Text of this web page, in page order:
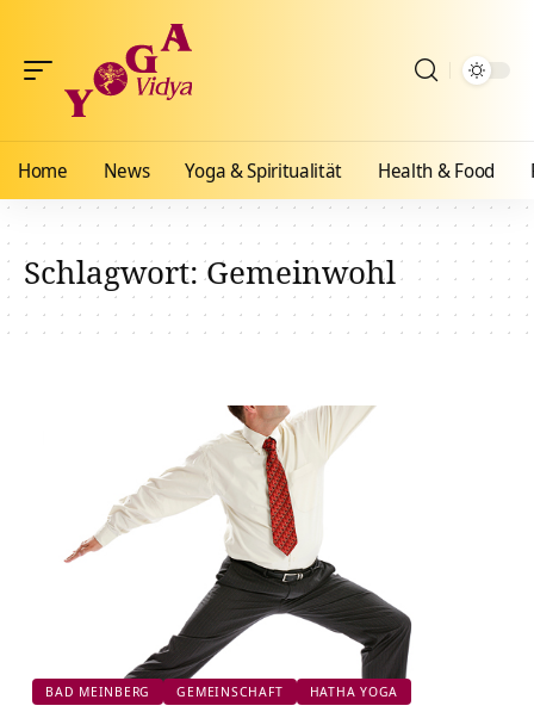
Home News Yoga & Spiritualität Health & Food
Schlagwort:Gemeinwohl
BAD MEINBERG GEMEINSCHAFT HATHA YOGA